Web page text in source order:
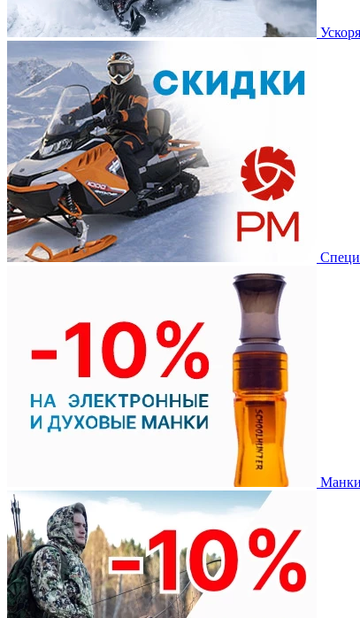
Манки